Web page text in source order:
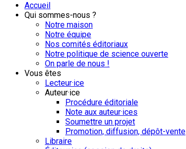
Accueil
Qui sommes-nous ?
Notre maison
Notre équipe
Nos comités éditoriaux
Notre politique de science ouverte
On parle de nous !
Vous êtes
Lecteur·ice
Auteur·ice
Procédure éditoriale
Note aux auteur·ices
Soumettre un projet
Promotion, diffusion, dépôt-vente
Libraire